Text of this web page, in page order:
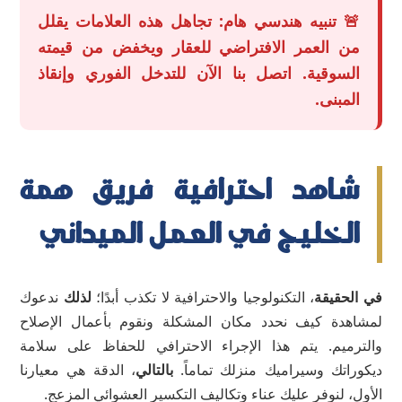
🚨 تنبيه هندسي هام: تجاهل هذه العلامات يقلل
من العمر الافتراضي للعقار ويخفض من قيمته
السوقية. اتصل بنا الآن للتدخل الفوري وإنقاذ
المبنى.
شاهد احترافية فريق همة
الخليج في العمل الميداني
في الحقيقة، التكنولوجيا والاحترافية لا تكذب أبدًا؛ لذلك ندعوك
لمشاهدة كيف نحدد مكان المشكلة ونقوم بأعمال الإصلاح
والترميم. يتم هذا الإجراء الاحترافي للحفاظ على سلامة
ديكوراتك وسيراميك منزلك تماماً.بالتالي، الدقة هي معيارنا
الأول، لنوفر عليك عناء وتكاليف التكسير العشوائي المزعج.